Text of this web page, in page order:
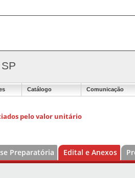
Catálogo Comunicação
pelo valor unitário
Preparatória Edital e Anexos